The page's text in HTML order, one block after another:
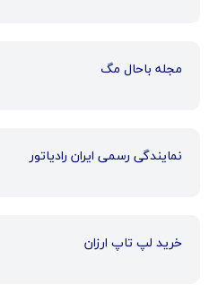
مجله باحال مگ
نمایندگی رسمی ایران رادیاتور
خرید لپ تاپ ارزان